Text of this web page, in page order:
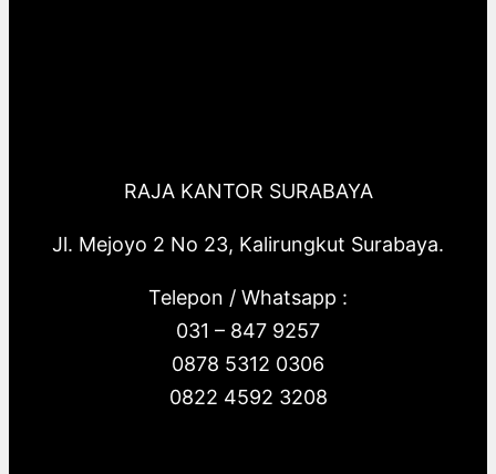
RAJA KANTOR SURABAYA
Jl. Mejoyo 2 No 23, Kalirungkut Surabaya.
Telepon / Whatsapp :
031 – 847 9257
0878 5312 0306
0822 4592 3208